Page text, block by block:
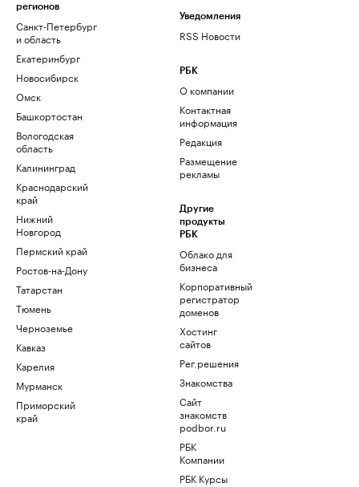
регионов
Санкт-Петербург
и область
Екатеринбург
Новосибирск
Омск
Башкортостан
Вологодская
область
Калининград
Краснодарский
край
Нижний
Новгород
Пермский край
Ростов-на-Дону
Татарстан
Тюмень
Черноземье
Кавказ
Карелия
Мурманск
Приморский
край
Уведомления
RSS Новости
РБК
О компании
Контактная
информация
Редакция
Размещение
рекламы
Другие
продукты
РБК
Облако для
бизнеса
Корпоративный
регистратор
доменов
Хостинг
сайтов
Рег.решения
Знакомства
Сайт
знакомств
podbor.ru
РБК
Компании
РБК Курсы